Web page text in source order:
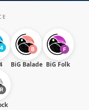
BiG Balade BiG Folk